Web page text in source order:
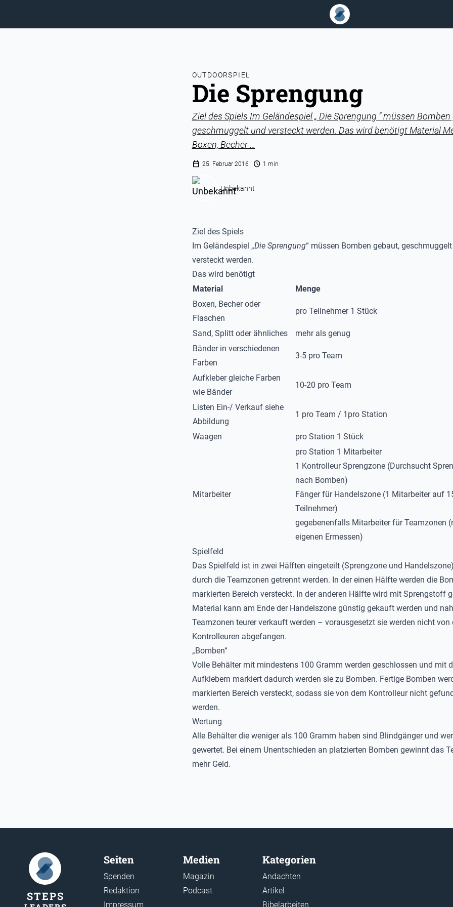
OUTDOORSPIEL
Die Sprengung
Ziel des Spiels Im Geländespiel „ Die Sprengung “ müssen Bomben
geschmuggelt und versteckt werden. Das wird benötigt Material
Boxen, Becher …
calendar_today 25. Februar 2016 schedule 1 min
Unbekannt
Ziel des Spiels
Im Geländespiel „Die Sprengung“ müssen Bomben gebaut,
versteckt werden.
Das wird benötigt
Material
Menge
Boxen, Becher oder
Flaschen
pro Teilnehmer 1 Stück
Sand, Splitt oder ähnliches
mehr als genug
Bänder in verschiedenen
Farben
3-5 pro Team
Aufkleber gleiche Farben
wie Bänder
10-20 pro Team
Listen Ein-/ Verkauf siehe
Abbildung
1 pro Team / 1pro Station
Waagen pro Station 1 Stück
Mitarbeiter
pro Station 1 Mitarbeiter
1 Kontrolleur Sprengzone (Durchsucht
nach Bomben)
Fänger für Handelszone (1 Mitarbeiter auf
Teilnehmer)
gegebenenfalls Mitarbeiter für Teamzonen
eigenen Ermessen)
Spielfeld
Das Spielfeld ist in zwei Hälften eingeteilt (Sprengzone und
durch die Teamzonen getrennt werden. In der einen Hälfte werden die
markierten Bereich versteckt. In der anderen Hälfte wird mit Sprengstoff
Material kann am Ende der Handelszone günstig gekauft werden und
Teamzonen teurer verkauft werden – vorausgesetzt sie werden nicht von
Kontrolleuren abgefangen.
„Bomben“
Volle Behälter mit mindestens 100 Gramm werden geschlossen und mit
Aufklebern markiert dadurch werden sie zu Bomben. Fertige Bomben
markierten Bereich versteckt, sodass sie von dem Kontrolleur nicht
werden.
Wertung
Alle Behälter die weniger als 100 Gramm haben sind Blindgänger und
gewertet. Bei einem Unentschieden an platzierten Bomben gewinnt das
mehr Geld.
STEPS
Seiten
Spenden
Redaktion
Impressum
Medien
Magazin
Podcast
Kategorien
Andachten
Artikel
Bibelarbeiten